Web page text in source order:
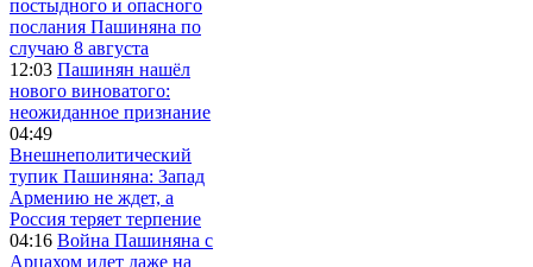
постыдного и опасного
послания Пашиняна по
случаю 8 августа
12:03 Пашинян нашёл
нового виноватого:
неожиданное признание
04:49
Внешнеполитический
тупик Пашиняна: Запад
Армению не ждет, а
Россия теряет терпение
04:16 Война Пашиняна с
Арцахом идет даже на